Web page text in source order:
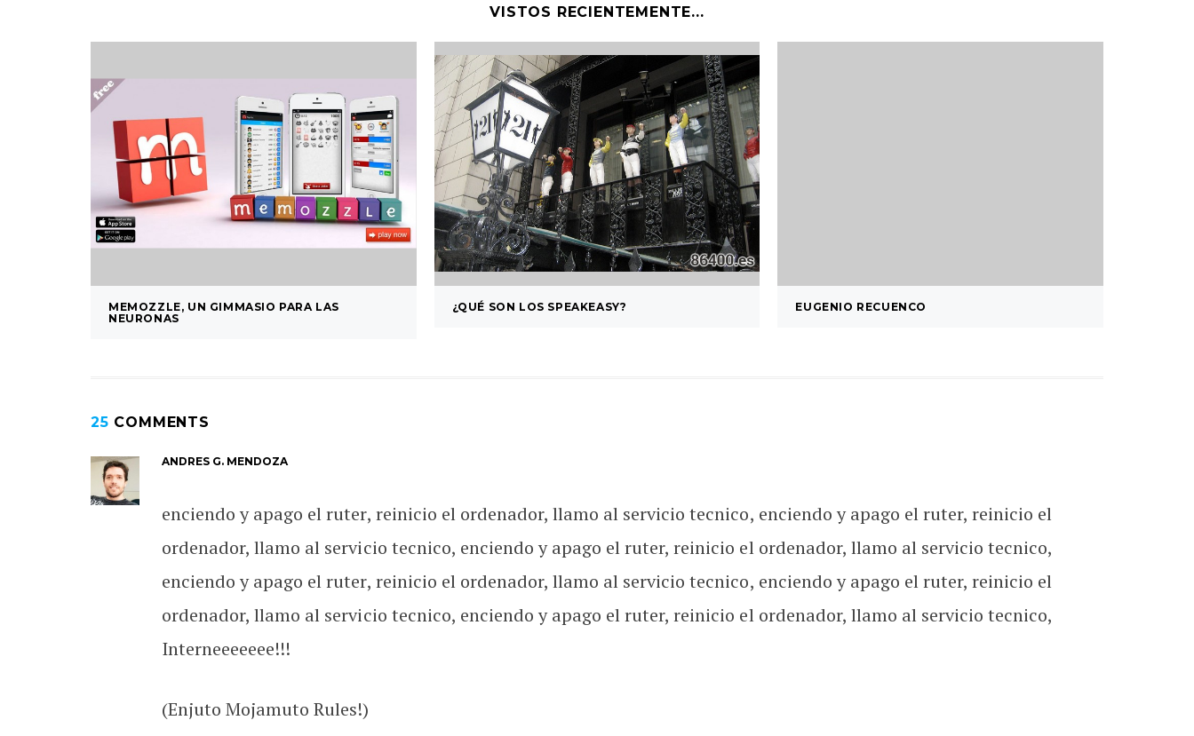
VISTOS RECIENTEMENTE...
MEMOZZLE, UN GIMMASIO PARA LAS
NEURONAS
¿QUÉ SON LOS SPEAKEASY? EUGENIO RECUENCO
25 COMMENTS
ANDRES G. MENDOZA
enciendo y apago el ruter, reinicio el ordenador, llamo al servicio tecnico, enciendo y apago el ruter, reinicio el
ordenador, llamo al servicio tecnico, enciendo y apago el ruter, reinicio el ordenador, llamo al servicio tecnico,
enciendo y apago el ruter, reinicio el ordenador, llamo al servicio tecnico, enciendo y apago el ruter, reinicio el
ordenador, llamo al servicio tecnico, enciendo y apago el ruter, reinicio el ordenador, llamo al servicio tecnico,
Interneeeeeee!!!
(Enjuto Mojamuto Rules!)